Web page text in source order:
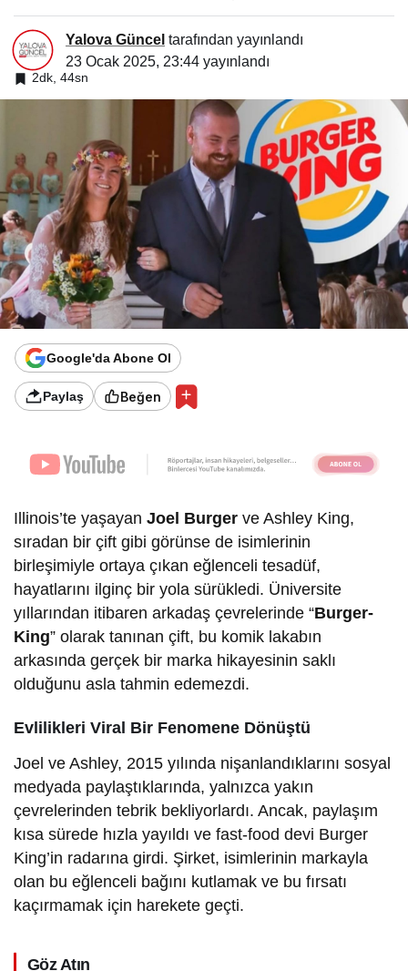
Yalova Güncel tarafından yayınlandı
23 Ocak 2025, 23:44 yayınlandı
2dk, 44sn
Google'da Abone Ol
Paylaş Beğen
Illinois’te yaşayanJoel Burger ve Ashley King,
sıradan bir çift gibi görünse de isimlerinin
birleşimiyle ortaya çıkan eğlenceli tesadüf,
hayatlarını ilginç bir yola sürükledi. Üniversite
yıllarından itibaren arkadaş çevrelerinde “Burger-
King” olarak tanınan çift, bu komik lakabın
arkasında gerçek bir marka hikayesinin saklı
olduğunu asla tahmin edemezdi.
Evlilikleri Viral Bir Fenomene Dönüştü
Joel ve Ashley, 2015 yılında nişanlandıklarını sosyal
medyada paylaştıklarında, yalnızca yakın
çevrelerinden tebrik bekliyorlardı. Ancak, paylaşım
kısa sürede hızla yayıldı ve fast-food devi Burger
King’in radarına girdi. Şirket, isimlerinin markayla
olan bu eğlenceli bağını kutlamak ve bu fırsatı
kaçırmamak için harekete geçti.
Göz Atın